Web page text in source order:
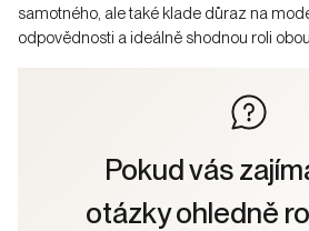
samotného, ale také klade důraz na
odpovědnosti a ideálně shodnou roli
Pokud vás
otázky ohledně